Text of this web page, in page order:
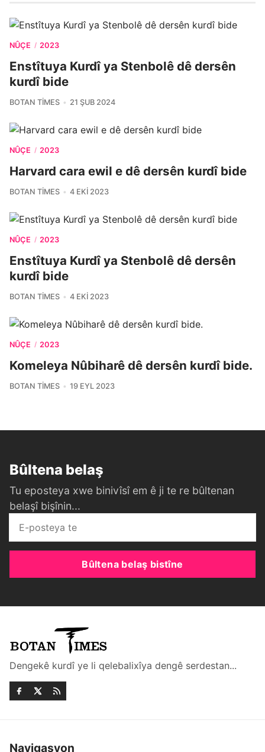
NÛÇE / 2023
Enstîtuya Kurdî ya Stenbolê dê dersên
kurdî bide
BOTAN TIMES 21 ŞUB 2024
NÛÇE / 2023
Harvard cara ewil e dê dersên kurdî bide
BOTAN TIMES 4 EKI 2023
NÛÇE / 2023
Enstîtuya Kurdî ya Stenbolê dê dersên
kurdî bide
BOTAN TIMES 4 EKI 2023
NÛÇE / 2023
Komeleya Nûbiharê dê dersên kurdî bide.
BOTAN TIMES 19 EYL 2023
Bûltena belaş
Tu eposteya xwe binivîsî em ê ji te re bûltenan
belaşî bişînin...
Bûltena belaş bistîne
Dengekê kurdî ye li qelebalixîya dengê serdestan...
Navigasyon